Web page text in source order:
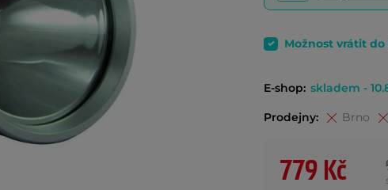
Možnost vrátit
E-shop: skladem -
Prodejny: Brno
779 Kč